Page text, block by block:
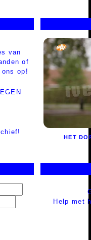
van
of
op!
HET
Help met